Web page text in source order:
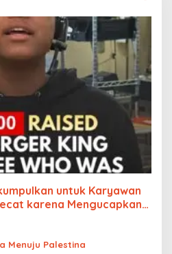
untuk Karyawan
karena Mengucapkan
Menuju Palestina